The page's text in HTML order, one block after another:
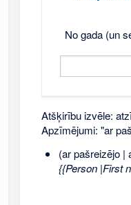
No gada (un
Atšķirību izvēle:
Apzīmējumi: "ar
(ar pašreizējo |
{{Person |First